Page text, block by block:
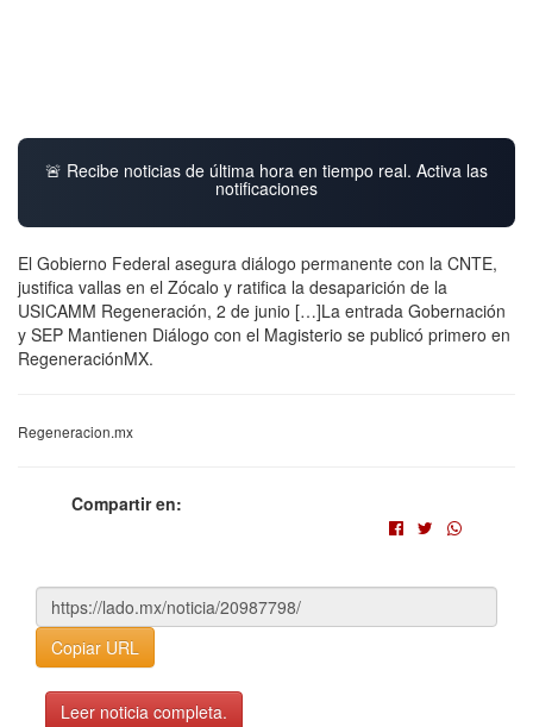
🚨 Recibe noticias de última hora en tiempo real. Activa las
notificaciones
El Gobierno Federal asegura diálogo permanente con la CNTE,
justifica vallas en el Zócalo y ratifica la desaparición de la
USICAMM Regeneración, 2 de junio […]La entrada Gobernación
y SEP Mantienen Diálogo con el Magisterio se publicó primero en
RegeneraciónMX.
Regeneracion.mx
Compartir en:
Copiar URL
Leer noticia completa.